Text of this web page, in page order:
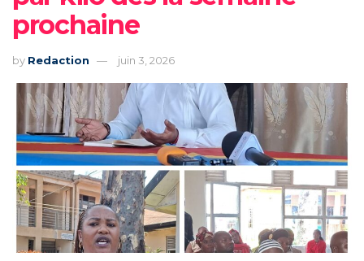
prochaine
by Redaction juin 3, 2026